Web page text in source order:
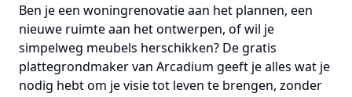
Ben je een woningrenovatie aan het plannen, een
nieuwe ruimte aan het ontwerpen, of wil je
simpelweg meubels herschikken? De gratis
plattegrondmaker van Arcadium geeft je alles wat je
nodig hebt om je visie tot leven te brengen, zonder